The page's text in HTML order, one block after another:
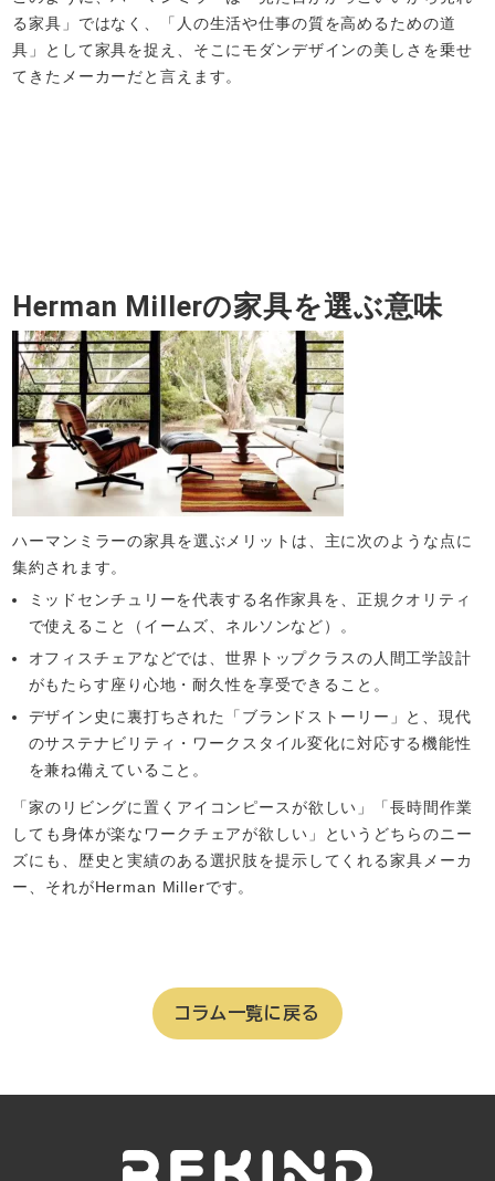
る家具」ではなく、「人の生活や仕事の質を高めるための道
具」として家具を捉え、そこにモダンデザインの美しさを乗せ
てきたメーカーだと言えます。
Herman Millerの家具を選ぶ意味
ハーマンミラーの家具を選ぶメリットは、主に次のような点に
集約されます。
ミッドセンチュリーを代表する名作家具を、正規クオリティ
で使えること（イームズ、ネルソンなど）。
オフィスチェアなどでは、世界トップクラスの人間工学設計
がもたらす座り心地・耐久性を享受できること。
デザイン史に裏打ちされた「ブランドストーリー」と、現代
のサステナビリティ・ワークスタイル変化に対応する機能性
を兼ね備えていること。
「家のリビングに置くアイコンピースが欲しい」「長時間作業
しても身体が楽なワークチェアが欲しい」というどちらのニー
ズにも、歴史と実績のある選択肢を提示してくれる家具メーカ
ー、それがHerman Millerです。
コラム一覧に戻る